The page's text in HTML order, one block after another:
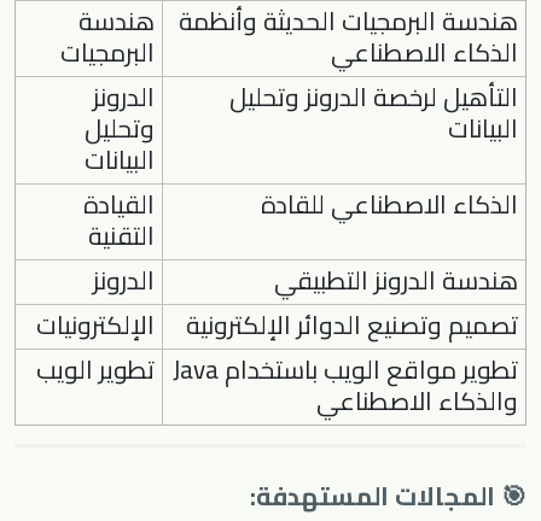
هندسة البرمجيات الحديثة وأنظمة
الذكاء الاصطناعي
هندسة
البرمجيات
التأهيل لرخصة الدرونز وتحليل
البيانات
الدرونز
وتحليل
البيانات
الذكاء الاصطناعي للقادة
القيادة
التقنية
هندسة الدرونز التطبيقي
الدرونز
تصميم وتصنيع الدوائر الإلكترونية
الإلكترونيات
تطوير مواقع الويب باستخدام Java
والذكاء الاصطناعي
تطوير الويب
🎯 المجالات المستهدفة: